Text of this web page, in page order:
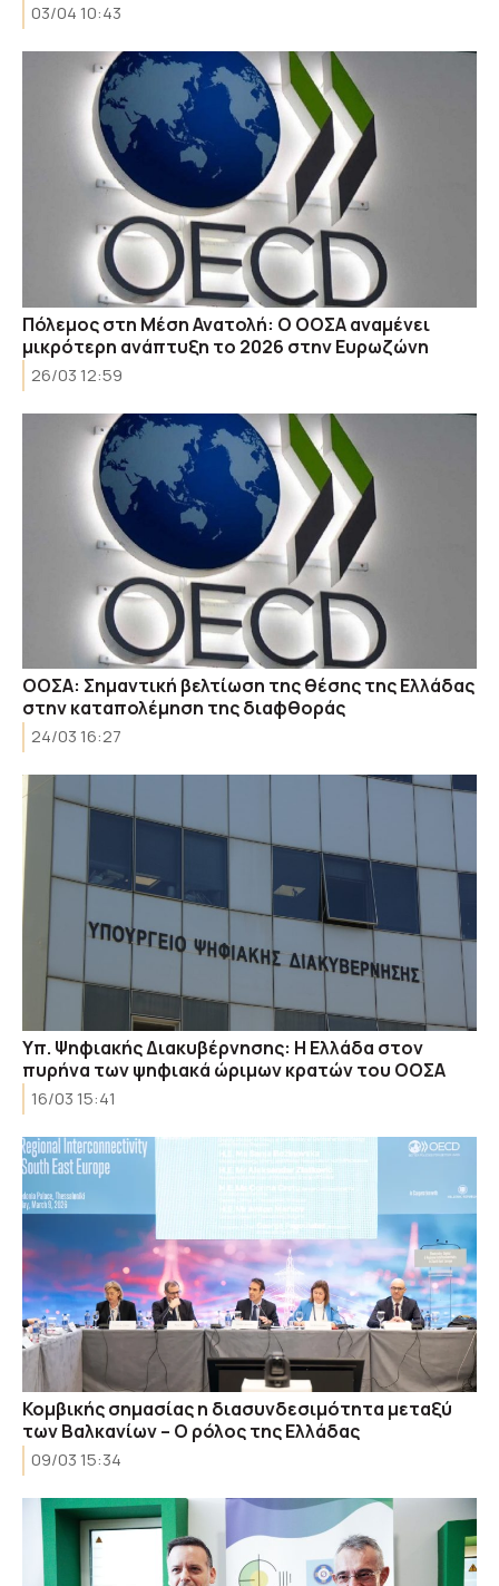
03/04 10:43
Πόλεμος στη Μέση Ανατολή: Ο ΟΟΣΑ αναμένει
μικρότερη ανάπτυξη το 2026 στην Eυρωζώνη
26/03 12:59
ΟΟΣΑ: Σημαντική βελτίωση της θέσης της Ελλάδας
στην καταπολέμηση της διαφθοράς
24/03 16:27
Υπ. Ψηφιακής Διακυβέρνησης: Η Ελλάδα στον
πυρήνα των ψηφιακά ώριμων κρατών του ΟΟΣΑ
16/03 15:41
Κομβικής σημασίας η διασυνδεσιμότητα μεταξύ
των Βαλκανίων – Ο ρόλος της Ελλάδας
09/03 15:34